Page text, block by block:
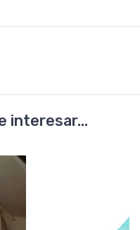
interesar...